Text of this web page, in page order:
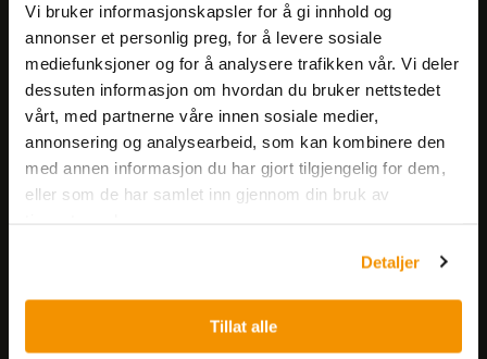
Vi bruker informasjonskapsler for å gi innhold og
annonser et personlig preg, for å levere sosiale
mediefunksjoner og for å analysere trafikken vår. Vi deler
dessuten informasjon om hvordan du bruker nettstedet
vårt, med partnerne våre innen sosiale medier,
annonsering og analysearbeid, som kan kombinere den
med annen informasjon du har gjort tilgjengelig for dem,
eller som de har samlet inn gjennom din bruk av
Detaljer
Tillat alle
arrangementer og kampanjer.
Meld på nyhetsbrev
Nils Hansens vei 8